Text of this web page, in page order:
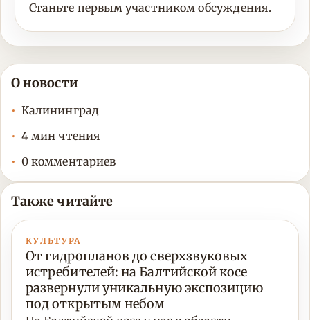
Станьте первым участником обсуждения.
О новости
Калининград
4 мин чтения
0 комментариев
Также читайте
КУЛЬТУРА
От гидропланов до сверхзвуковых
истребителей: на Балтийской косе
развернули уникальную экспозицию
под открытым небом